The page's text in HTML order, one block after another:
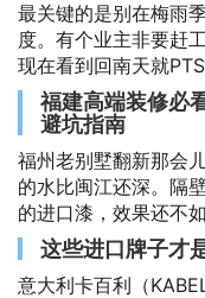
最关键的是别在梅雨
度。有个业主非要赶
现在看到回南天就
福建高端装修必
避坑指南
福州老别墅翻新那会
的水比闽江还深。隔
的进口漆，效果还不
这些进口牌子才
意大利卡百利（